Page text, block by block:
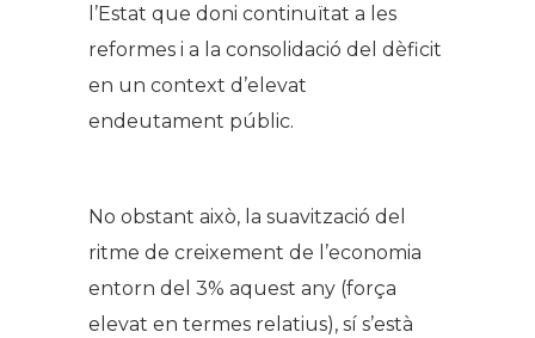
l’Estat que doni continuïtat a les
reformes i a la consolidació del dèficit
en un context d’elevat
endeutament públic.
No obstant això, la suavització del
ritme de creixement de l’economia
entorn del 3% aquest any (força
elevat en termes relatius), sí s’està